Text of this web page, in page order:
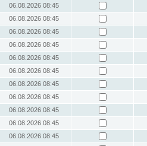
06.08.2026 08:45
06.08.2026 08:45
06.08.2026 08:45
06.08.2026 08:45
06.08.2026 08:45
06.08.2026 08:45
06.08.2026 08:45
06.08.2026 08:45
06.08.2026 08:45
06.08.2026 08:45
06.08.2026 08:45